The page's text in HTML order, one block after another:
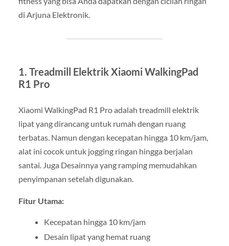
di Arjuna Elektronik.
1. Treadmill Elektrik Xiaomi WalkingPad
R1 Pro
Xiaomi WalkingPad R1 Pro adalah treadmill elektrik
lipat yang dirancang untuk rumah dengan ruang
terbatas. Namun dengan kecepatan hingga 10 km/jam,
alat ini cocok untuk jogging ringan hingga berjalan
santai. Juga Desainnya yang ramping memudahkan
penyimpanan setelah digunakan.
Fitur Utama:
Kecepatan hingga 10 km/jam
Desain lipat yang hemat ruang